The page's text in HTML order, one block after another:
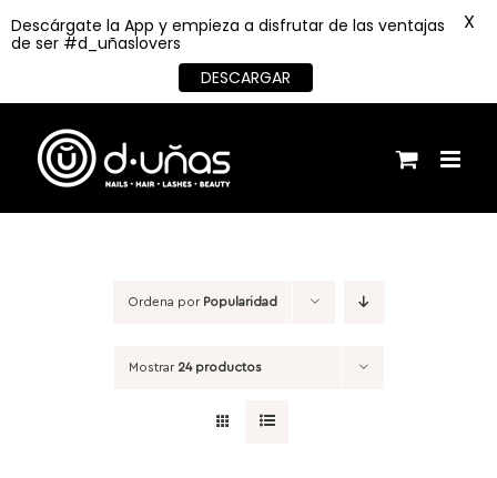
contenido
Ordena por Popularidad
Mostrar 24 productos
Descárgate la App y empieza a disfrutar de las ventajas
de ser #d_uñaslovers
DESCARGAR
X